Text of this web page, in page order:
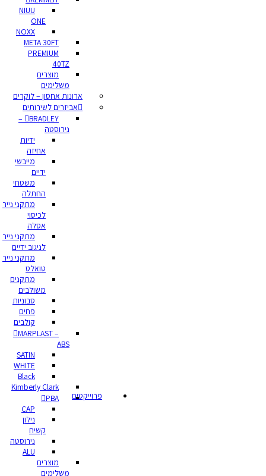
NIUU
ONE
NOXX
META 30FT
PREMIUM
40TZ
מוצרים
משלימים
ארונות אחסון – לוקרים
אביזרים לשירותים
BRADLEY –
נירוסטה
ידיות
אחיזה
מייבשי
ידיים
משטחי
החתלה
מתקני נייר
לכיסוי
אסלה
מתקני נייר
לניגוב ידיים
מתקני נייר
טואלט
מתקנים
משולבים
סבוניות
פחים
קולבים
MARPLAST –
ABS
SATIN
WHITE
Black
Kimberly Clark
PBA
CAP
נילון
קשיח
נירוסטה
ALU
מוצרים
משלימים
פרוייקטים